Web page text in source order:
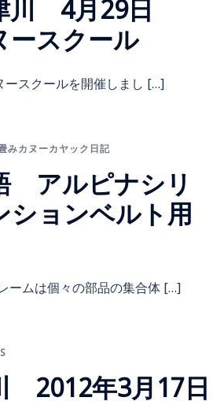
川 4月29日
ースクール
ースクールを開催しまし […]
みカヌーカヤック日記
アルピナシリ
ョンベルト用
ームは個々の部品の集合体 […]
2012年3月17日